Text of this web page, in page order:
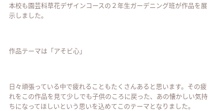
本校も園芸科草花デザインコースの２年生ガーデニング班が作品を展
示しました。
作品テーマは「アそビ心」
日々頑張っている中で疲れることもたくさんあると思います。その疲
れをこの作品を見て少しでも子供のころに戻った、あの懐かしい気持
ちになってほしいという思いを込めてこのテーマとなりました。